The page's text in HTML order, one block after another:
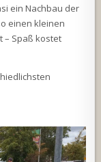
ein Nachbau der
einen kleinen
– Spaß kostet